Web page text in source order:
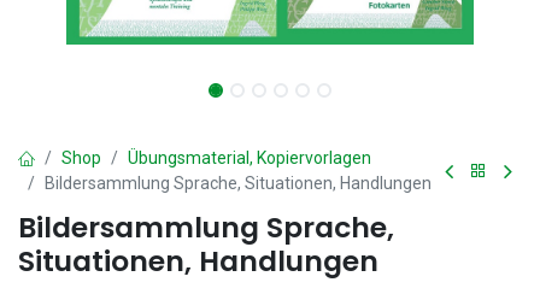
Shop
Übungsmaterial, Kopiervorlagen
Bildersammlung Sprache, Situationen, Handlungen
Bildersammlung Sprache,
Situationen, Handlungen